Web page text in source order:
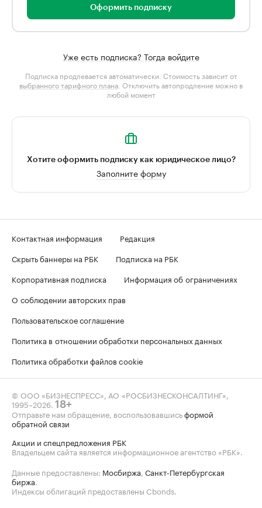
Оформить подписку
Уже есть подписка? Тогда войдите
Подписка продлевается автоматически. Стоимость зависит от
выбранного тарифного плана . Отключить автопродление можно в
любой момент
Хотите оформить подписку как юридическое лицо?
Заполните форму
Контактная информация
Редакция
Скрыть баннеры на РБК
Подписка на РБК
Корпоративная подписка
Информация об ограничениях
О соблюдении авторских прав
Пользовательское соглашение
Политика в отношении обработки персональных данных
Политика обработки файлов cookie
© ООО «БИЗНЕСПРЕСС», АО «РОСБИЗНЕСКОНСАЛТИНГ»,
1995–2026. 18+
Отправьте нам обращение, воспользовавшисьформой
обратной связи
Акции и спецпредложения РБК
Владельцем сайта является информационное агентство «РБК».
Данные предоставлены: Мосбиржа, Санкт-Петербургская
биржа.
Индексы облигаций предоставлены Cbonds.